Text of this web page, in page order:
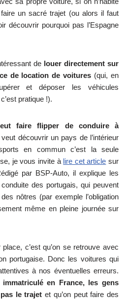
un sacré trajet (ou alors il faut
découvrir pourquoi pas l’Espagne
de louer directement sur
de location de voitures (qui, en
et déposer les véhicules
pratique !).
faire flipper de conduire à
découvrir un pays de l’intérieur
en commun c’est la seule
je vous invite à lire cet article sur
par BSP-Auto, il explique les
des portugais, qui peuvent
nôtres (par exemple l’obligation
même en pleine journée sur
c’est qu’on se retrouve avec
portugaise. Donc les voitures qui
à nos éventuelles erreurs.
en France, les gens
le trajet et qu’on peut faire des